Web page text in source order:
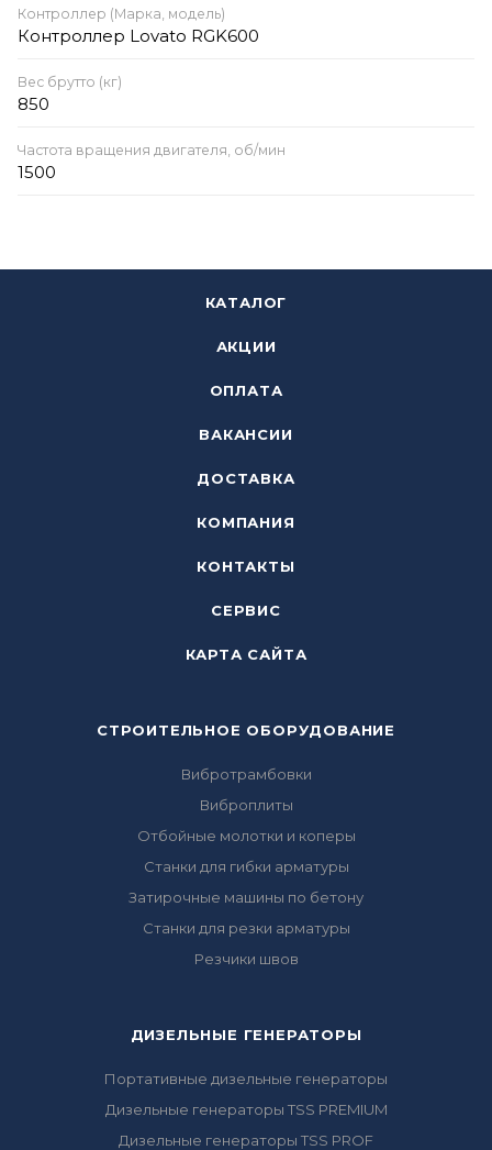
Контроллер (Марка, модель)
Контроллер Lovato RGK600
Вес брутто (кг)
850
Частота вращения двигателя, об/мин
1500
КАТАЛОГ
АКЦИИ
ОПЛАТА
ВАКАНСИИ
ДОСТАВКА
КОМПАНИЯ
КОНТАКТЫ
СЕРВИС
КАРТА САЙТА
СТРОИТЕЛЬНОЕ ОБОРУДОВАНИЕ
Вибротрамбовки
Виброплиты
Отбойные молотки и коперы
Станки для гибки арматуры
Затирочные машины по бетону
Станки для резки арматуры
Резчики швов
ДИЗЕЛЬНЫЕ ГЕНЕРАТОРЫ
Портативные дизельные генераторы
Дизельные генераторы TSS PREMIUM
Дизельные генераторы TSS PROF